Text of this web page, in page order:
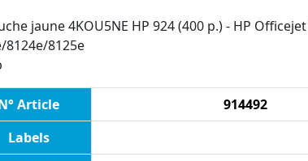
jaune 4KOU5NE HP 924 (400 p.) - HP
8124e/8125e
Article
914492
Labels